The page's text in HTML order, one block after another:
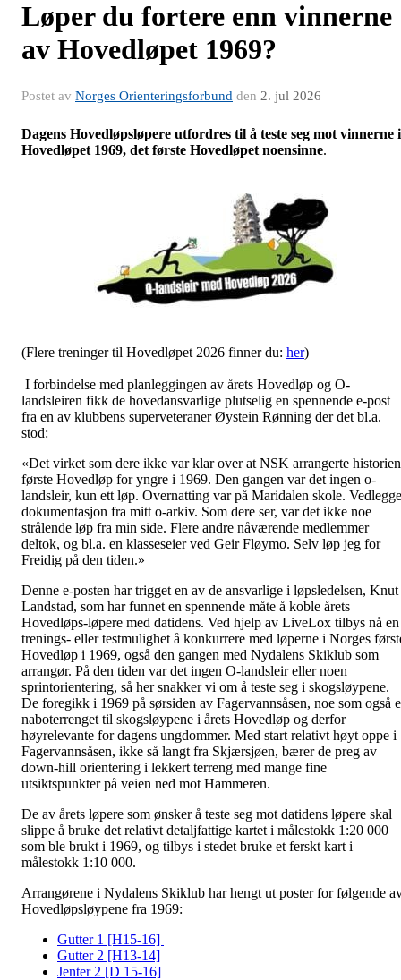
Løper du fortere enn vinnerne
av Hovedløpet 1969?
Postet av Norges Orienteringsforbund den 2. jul 2026
Dagens Hovedløpsløpere utfordres til å teste seg mot vinnerne i
Hovedløpet 1969, det første Hovedløpet noensinne.
(Flere treninger til Hovedløpet 2026 finner du: her)
I forbindelse med planleggingen av årets Hovedløp og O-
landsleiren fikk de hovedansvarlige plutselig en spennende e-post
fra en av klubbens superveteraner Øystein Rønning der det bl.a.
stod:
«Det virket som dere ikke var klar over at NSK arrangerte
første Hovedløp for yngre i 1969. Den gangen var det ingen o-
landsleir, kun ett løp. Overnatting var på Maridalen skole.
dokumentasjon fra mitt o-arkiv. Som dere ser, var det ikke noe
strålende løp fra min side. Flere andre nåværende medlemmer
deltok, og bl.a. en klasseseier ved Geir Fløymo. Selv løp jeg for
Freidig på den tiden.»
Denne e-posten har trigget en av de ansvarlige i løpsledelsen, Knut
Landstad, som har funnet en spennende måte å koble årets
Hovedløps-løpere med datidens. Ved hjelp av LiveLox tilbys nå en
trenings- eller testmulighet å konkurrere med løperne i Norges
Hovedløp i 1969, også den gangen med Nydalens Skiklub som
arrangør. På den tiden var det ingen O-landsleir eller noen
sprintorientering, så her snakker vi om å teste seg i skogsløypene.
De foregikk i 1969 på sørsiden av Fagervannsåsen, noe som også
naboterrenget til skogsløypene i årets Hovedløp og derfor
høyrelevante for dagens ungdommer. Med start relativt høyt oppe i
Fagervannsåsen, ikke så langt fra Skjærsjøen, bærer de preg av
down-hill orientering i lekkert terreng med mange fine
utsiktspunkter på veien ned mot Hammeren.
De av årets løpere som ønsker å teste seg mot datidens løpere skal
slippe å bruke det relativt detaljfattige kartet i målestokk 1:20 000
som ble brukt i 1969, og tilbys i stedet bruke et ferskt kart i
målestokk 1:10 000.
Arrangørene i Nydalens Skiklub har hengt ut poster for følgende
Hovedløpsløypene fra 1969:
Gutter 1 [H15-16]
Gutter 2 [H13-14]
Jenter 2 [D 15-16]